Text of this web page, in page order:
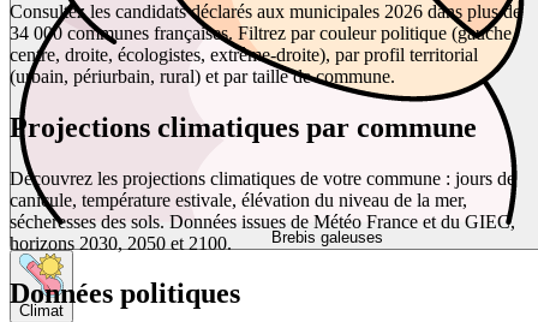
Brebis galeuses
Climat
Consultez les candidats déclarés aux municipales 2026 dans plus de
34 000 communes françaises. Filtrez par couleur politique (gauche,
centre, droite, écologistes, extrême-droite), par profil territorial
(urbain, périurbain, rural) et par taille de commune.
Projections climatiques par commune
Découvrez les projections climatiques de votre commune : jours de
canicule, température estivale, élévation du niveau de la mer,
sécheresses des sols. Données issues de Météo France et du GIEC,
horizons 2030, 2050 et 2100.
Données politiques